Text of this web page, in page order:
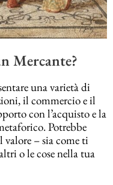
Mercante?
una varietà di
il commercio e il
con l’acquisto e la
Potrebbe
valore – sia come ti
o le cose nella tua